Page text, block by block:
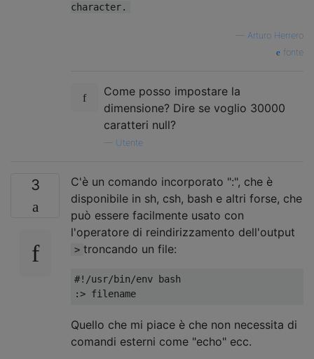
character.
Arturo Herrero
fonte
Come posso impostare la
dimensione? Dire se voglio 30000
caratteri null?
Utente
3
C'è un comando incorporato ":", che è
disponibile in sh, csh, bash e altri forse, che
può essere facilmente usato con
l'operatore di reindirizzamento dell'output
> troncando un file:
#!/usr/bin/env bash
:> filename
Quello che mi piace è che non necessita di
comandi esterni come "echo" ecc.